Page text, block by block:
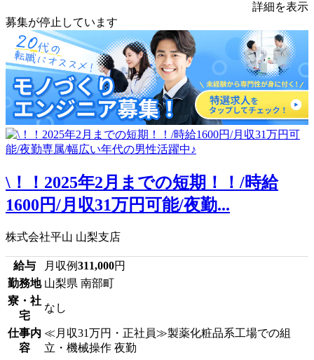
詳細を表示
募集が停止しています
\！！2025年2月までの短期！！/時給
1600円/月収31万円可能/夜勤...
株式会社平山 山梨支店
給与 月収例311,000円
勤務地 山梨県 南部町
寮・社
宅
なし
仕事内
容
≪月収31万円・正社員≫製薬化粧品系工場での組
立・機械操作 夜勤